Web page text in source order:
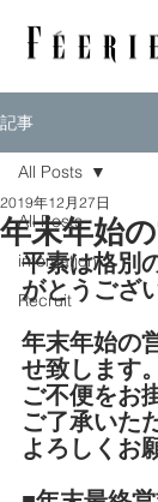
記事
All Posts
infomation
Recruit
All Posts
年末年始
2019年12月27日
平素は格別
がとうござ
年末年始の
せ致します。
ご不便をお
ご了承いた
よろしくお